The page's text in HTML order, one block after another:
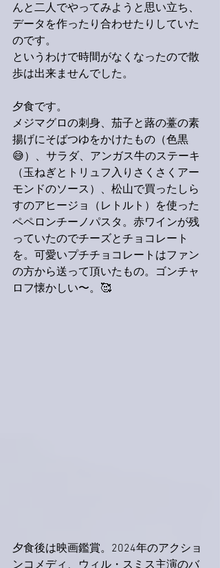
んと二人でやってみようと思い立ち、
データを作ったり合わせたりしていた
のです。
というわけで時間がなくなったので散
歩は出来ませんでした。
夕食です。
メジマグロの刺身、茄子と蕗の薹の素
揚げにそばつゆをかけたもの（色黒
😅）、サラダ、アンガス牛のステーキ
（玉ねぎとトリュフ入りさくさくアー
モンドのソース）、松山で買ったしら
すのアヒージョ（レトルト）を使った
ペペロンチーノパスタ。赤ワインが残
っていたのでチーズとチョコレート
を。可愛いプチチョコレートはファン
の方から送って頂いたもの。ゴンチャ
ロフ懐かしい〜。🥰
夕食後は映画鑑賞。2024年のアクショ